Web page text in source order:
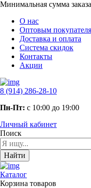
Минимальная сумма заказа
О нас
Оптовым
Доставка и оплата
Система скидок
Контакты
Акции
8 (914) 286-28-10
Пн-Пт: с 10:00 до 19:00
Личный кабинет
Поиск
Найти
Каталог
Корзина товаров